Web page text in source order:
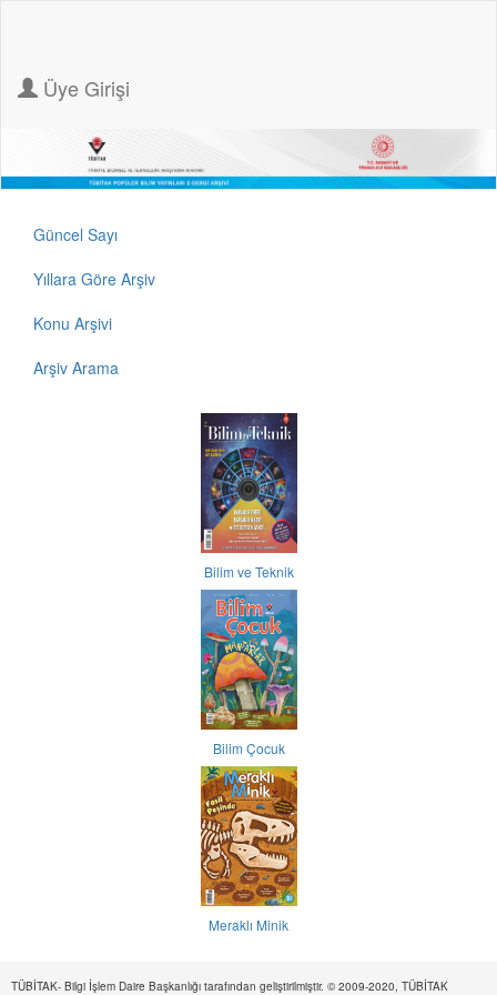
Üye Girişi
Güncel Sayı
Yıllara Göre Arşiv
Konu Arşivi
Arşiv Arama
Bilim ve Teknik
Bilim Çocuk
Meraklı Minik
TÜBİTAK- Bilgi İşlem Daire Başkanlığı tarafından geliştirilmiştir. © 2009-2020, TÜBİTAK